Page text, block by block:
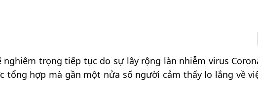
trọng tiếp tục do sự lây rộng làn nhiễm virus
tổng hợp mà gần một nửa số người cảm thấy lo lắng về